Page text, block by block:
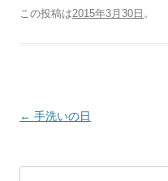
この投稿は2015年3月30日 。
投
← 手洗いの日